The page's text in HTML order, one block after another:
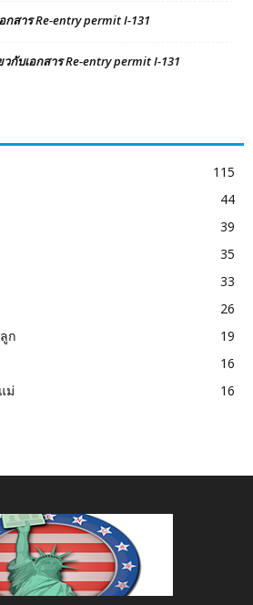
กสาร Re-entry permit I-131
กับเอกสาร Re-entry permit I-131
115
44
39
35
33
26
ก
19
16
ม่
16